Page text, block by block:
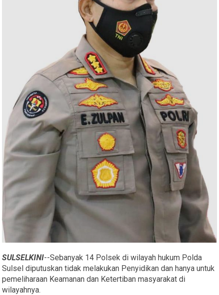
SULSELKINI--Sebanyak 14 Polsek di wilayah hukum Polda
Sulsel diputuskan tidak melakukan Penyidikan dan hanya untuk
pemeliharaan Keamanan dan Ketertiban masyarakat di
wilayahnya.